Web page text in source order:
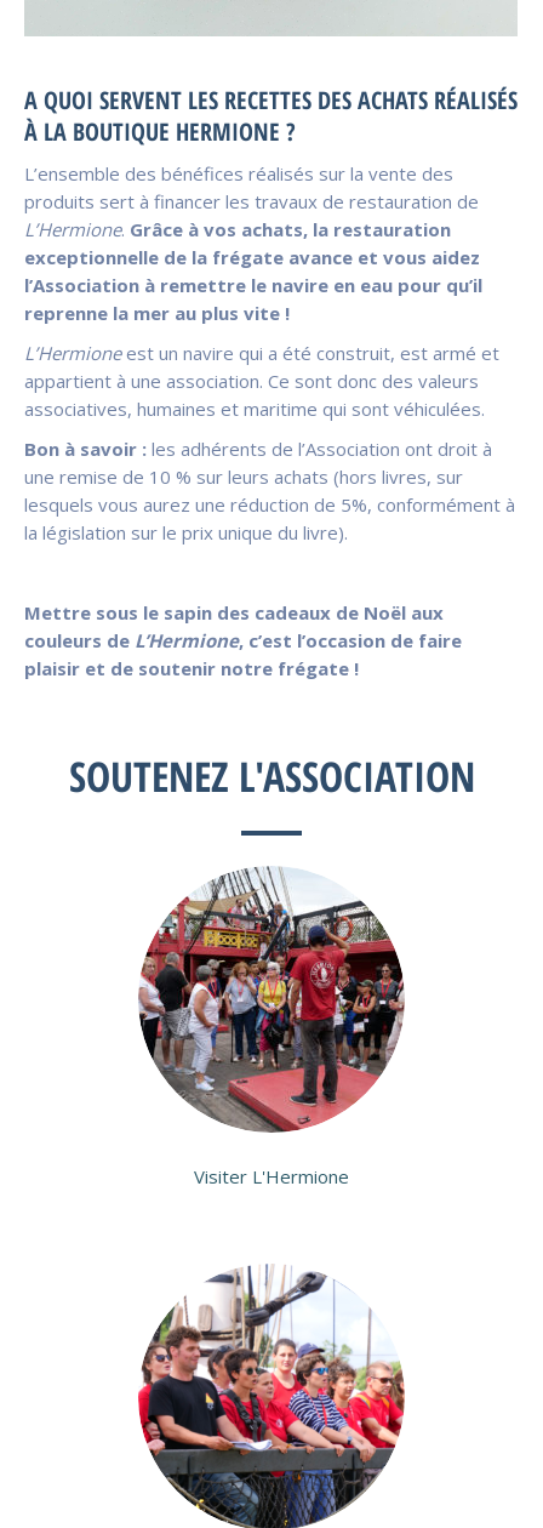
A QUOI SERVENT LES RECETTES DES ACHATS RÉALISÉS
À LA BOUTIQUE HERMIONE ?
L’ensemble des bénéfices réalisés sur la vente des
produits sert à financer les travaux de restauration de
L’Hermione. Grâce à vos achats, la restauration
exceptionnelle de la frégate avance et vous aidez
l’Association à remettre le navire en eau pour qu’il
reprenne la mer au plus vite !
L’Hermioneest un navire qui a été construit, est armé et
appartient à une association. Ce sont donc des valeurs
associatives, humaines et maritime qui sont véhiculées.
Bon à savoir : les adhérents de l’Association ont droit à
une remise de 10 % sur leurs achats (hors livres, sur
lesquels vous aurez une réduction de 5%, conformément à
la législation sur le prix unique du livre).
Mettre sous le sapin des cadeaux de Noël aux
couleurs de L’Hermione, c’est l’occasion de faire
plaisir et de soutenir notre frégate !
SOUTENEZ L'ASSOCIATION
Visiter L'Hermione